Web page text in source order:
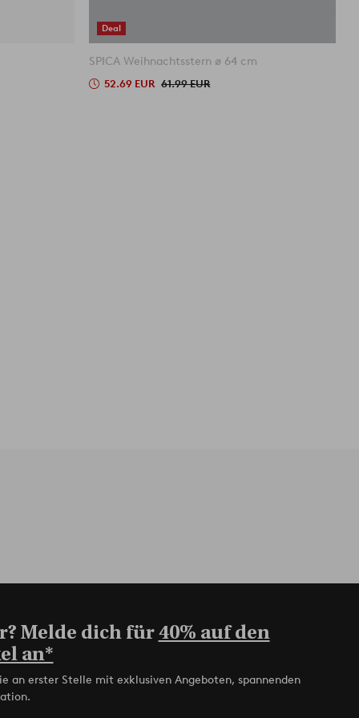
Deal
SPICA Weihnachtsstern ø 64 cm
52.69 EUR 61.99 EUR
Melde dich für40% auf den
an*
an erster Stelle mit exklusiven Angeboten, spannenden